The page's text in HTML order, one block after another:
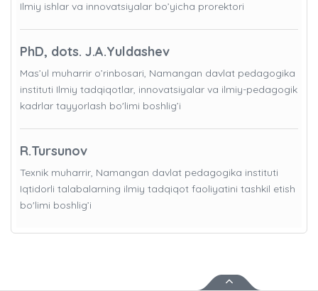
Ilmiy ishlar va innovatsiyalar bo’yicha prorektori
PhD, dots. J.A.Yuldashev
Mas’ul muharrir o’rinbosari, Namangan davlat pedagogika
instituti Ilmiy tadqiqotlar, innovatsiyalar va ilmiy-pedagogik
kadrlar tayyorlash bo'limi boshlig’i
R.Tursunov
Texnik muharrir, Namangan davlat pedagogika instituti
Iqtidorli talabalarning ilmiy tadqiqot faoliyatini tashkil etish
bo'limi boshlig’i